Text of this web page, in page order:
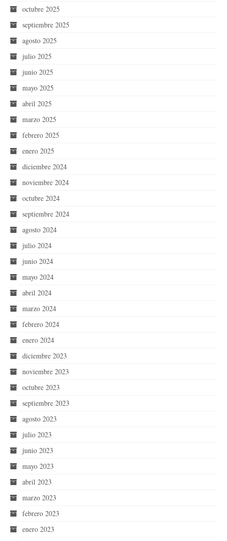
octubre 2025
septiembre 2025
agosto 2025
julio 2025
junio 2025
mayo 2025
abril 2025
marzo 2025
febrero 2025
enero 2025
diciembre 2024
noviembre 2024
octubre 2024
septiembre 2024
agosto 2024
julio 2024
junio 2024
mayo 2024
abril 2024
marzo 2024
febrero 2024
enero 2024
diciembre 2023
noviembre 2023
octubre 2023
septiembre 2023
agosto 2023
julio 2023
junio 2023
mayo 2023
abril 2023
marzo 2023
febrero 2023
enero 2023